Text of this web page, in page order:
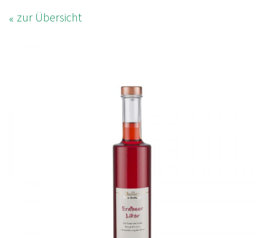
zur Übersicht